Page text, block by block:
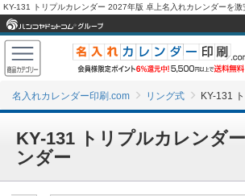
名入れカレンダー印刷.com リング式 KY-131
KY-131 トリプルカレンダ
ンダー